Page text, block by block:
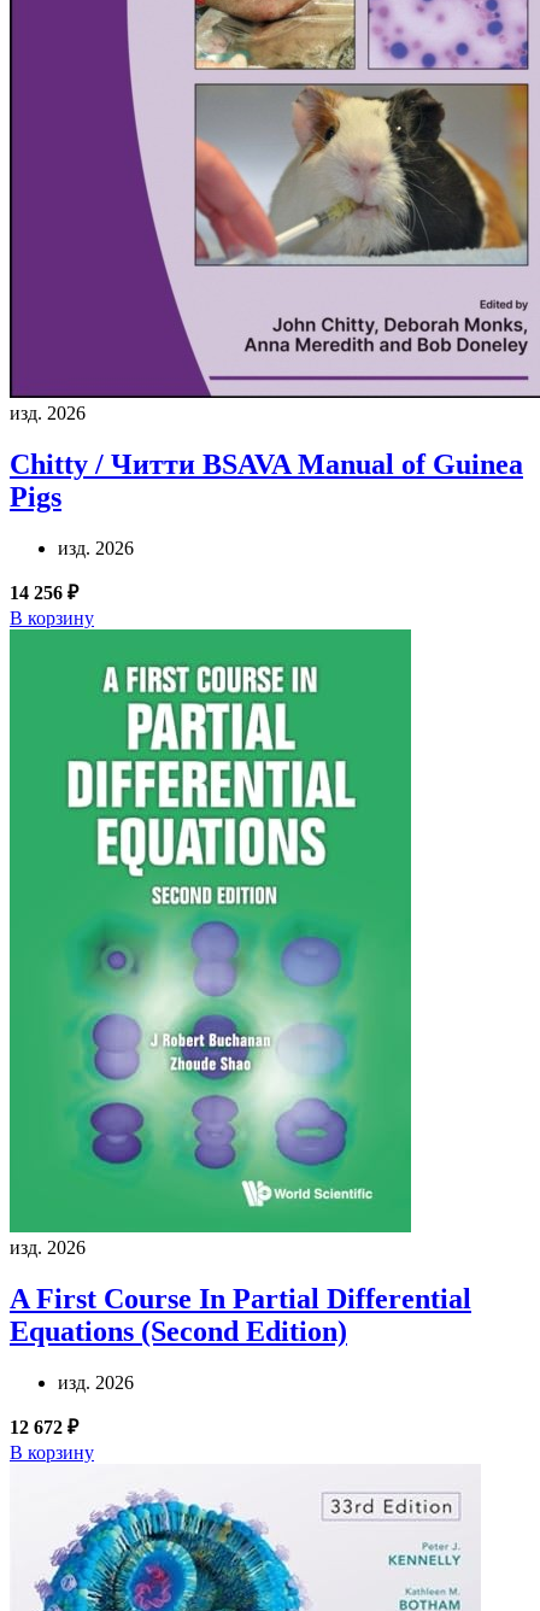
изд. 2026
Chitty / Читти BSAVA Manual of Guinea
Pigs
изд. 2026
14 256 ₽
В корзину
изд. 2026
A First Course In Partial Differential
Equations (Second Edition)
изд. 2026
12 672 ₽
В корзину